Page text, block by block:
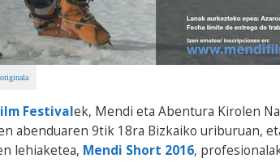
Festivalek, Mendi eta Abentura Kirolen
abenduaren 9tik 18ra Bizkaiko uriburuan,
lehiaketea, Mendi Short 2016,